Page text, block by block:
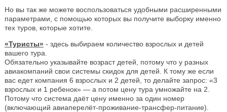
Но вы так же можете воспользоваться удобными расширенными
параметрами, с помощью которых вы получите выборку именно
тех туров, которые хотите.
«Туристы» - здесь выбираем количество взрослых и детей
вашего тура.
Обязательно указывайте возраст детей, потому что у разных
авиакомпаний свои системы скидок для детей. К тому же если
вас едет компания 6 взрослых и 2 детей, то делайте запрос: «3
взрослых и 1 ребенок» — а потом цену тура умножайте на 2.
Потому что система даёт цену именно за один номер
(включающий авиаперелёт-проживание-трансфер-питание).